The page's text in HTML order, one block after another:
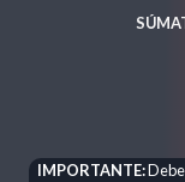
IMPORTANTE: